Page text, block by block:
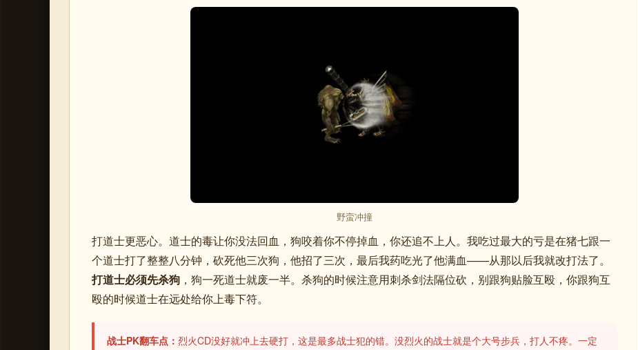
野蛮冲撞
打道士更恶心。道士的毒让你没法回血，狗咬着你不停掉血，你还追不上人。我吃过最大的亏是在猪七跟一
个道士打了整整八分钟，砍死他三次狗，他招了三次，最后我药吃光了他满血——从那以后我就改打法了。
打道士必须先杀狗 ，狗一死道士就废一半。杀狗的时候注意用刺杀剑法隔位砍，别跟狗贴脸互殴，你跟狗互
殴的时候道士在远处给你上毒下符。
战士PK翻车点： 烈火CD没好就冲上去硬打，这是最多战士犯的错。没烈火的战士就是个大号步兵，打人不疼。一定